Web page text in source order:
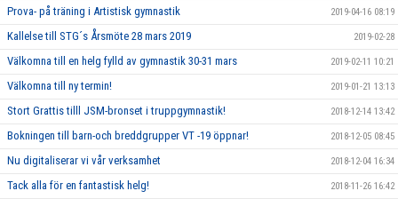
Prova- på träning i Artistisk gymnastik 2019-04-16 08:19
Kallelse till STG´s Årsmöte 28 mars 2019 2019-02-28
Välkomna till en helg fylld av gymnastik 30-31 mars 2019-02-11 10:21
Välkomna till ny termin! 2019-01-21 13:13
Stort Grattis tilll JSM-bronset i truppgymnastik! 2018-12-14 13:42
Bokningen till barn-och breddgrupper VT -19 öppnar! 2018-12-05 08:45
Nu digitaliserar vi vår verksamhet 2018-12-04 16:34
Tack alla för en fantastisk helg! 2018-11-26 16:42